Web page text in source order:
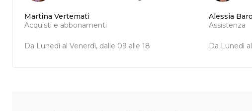
Martina Vertemati
Acquisti e abbonamenti
Da Lunedì al Venerdì, dalle 09 alle 18
Alessia
Assistenza
Da Lunedì